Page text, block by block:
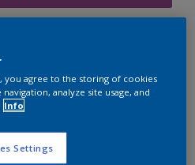
aan te vullen.
you agree to the storing of cookies
analyze site usage, and
Info
Settings